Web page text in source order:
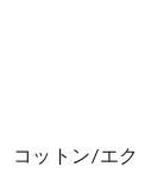
ットン/エク